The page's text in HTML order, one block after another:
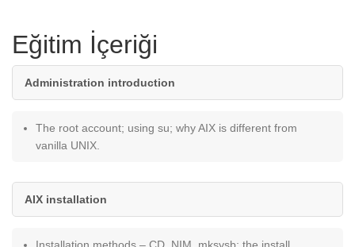
Eğitim İçeriği
Administration introduction
The root account; using su; why AIX is different from
vanilla UNIX.
AIX installation